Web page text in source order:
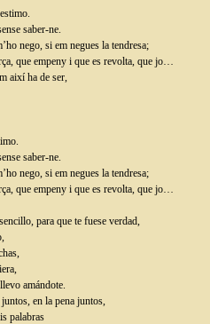
saber-ne.
nego, si em negues la tendresa;
que empeny i que es revolta, que jo…
així ha de ser,
saber-ne.
nego, si em negues la tendresa;
que empeny i que es revolta, que jo…
para que te fuese verdad,
amándote.
en la pena juntos,
palabras